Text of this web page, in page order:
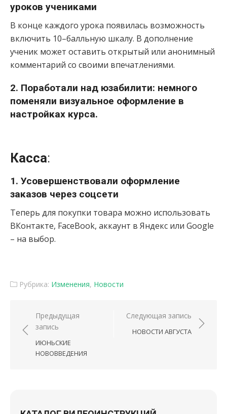
уроков учениками
В конце каждого урока появилась возможность
включить 10–балльную шкалу. В дополнение
ученик может оставить открытый или анонимный
комментарий со своими впечатлениями.
2. Поработали над юзабилити: немного
поменяли визуальное оформление в
настройках курса.
Касса:
1. Усовершенствовали оформление
заказов через соцсети
Теперь для покупки товара можно использовать
ВКонтакте, FaceBook, аккаунт в Яндекс или Google
– на выбор.
Рубрика: Изменения, Новости
Навигация по записям
Предыдущая
запись
ИЮНЬСКИЕ
НОВОВВЕДЕНИЯ
Следующая запись
НОВОСТИ АВГУСТА